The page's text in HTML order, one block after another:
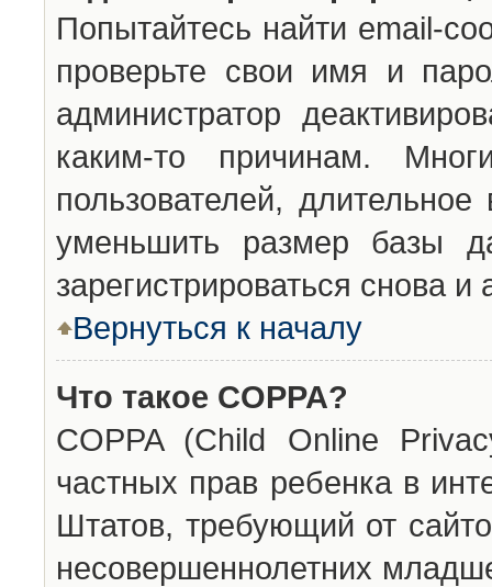
Попытайтесь найти email-
проверьте свои имя и
администратор
каким-то причинам.
пользователей,
уменьшить размер базы
зарегистрироваться снова и
Вернуться к началу
Что такое COPPA?
COPPA (Child Online
частных прав ребенка в
Штатов, требующий от
несовершеннолетних